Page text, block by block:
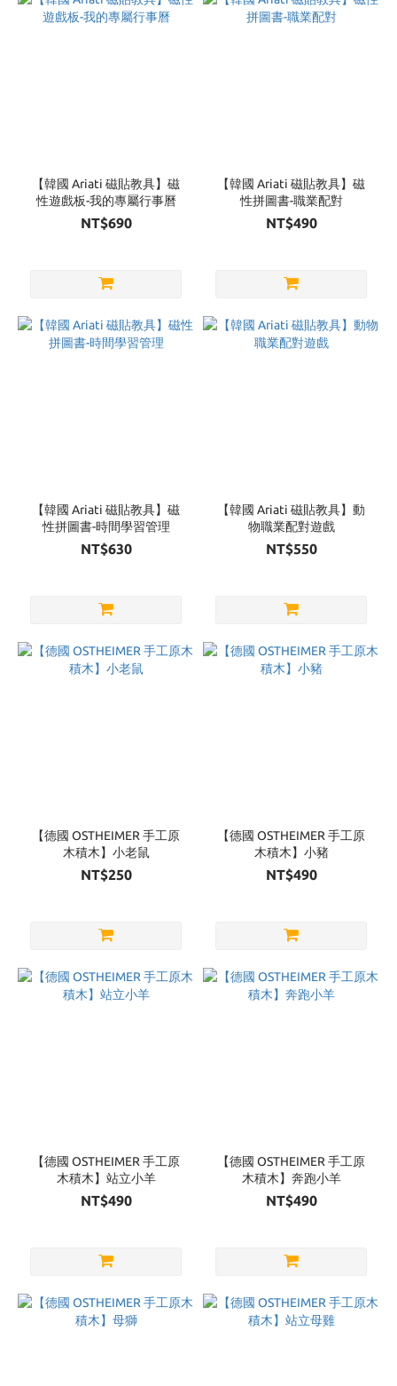
【韓國 Ariati 磁貼教具】磁
性遊戲板-我的專屬行事曆
NT$690
【韓國 Ariati 磁貼教具】磁
性拼圖書-職業配對
NT$490
【韓國 Ariati 磁貼教具】磁
性拼圖書-時間學習管理
NT$630
【韓國 Ariati 磁貼教具】動
物職業配對遊戲
NT$550
【德國 OSTHEIMER 手工原
木積木】小老鼠
NT$250
【德國 OSTHEIMER 手工原
木積木】小豬
NT$490
【德國 OSTHEIMER 手工原
木積木】站立小羊
NT$490
【德國 OSTHEIMER 手工原
木積木】奔跑小羊
NT$490